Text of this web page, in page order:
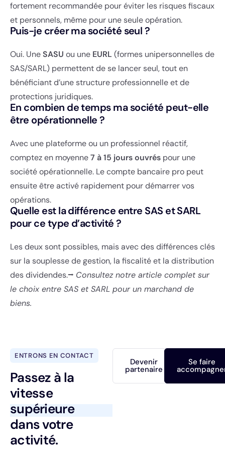
fortement recommandée pour éviter les risques fiscaux
et personnels, même pour une seule opération.
Puis-je créer ma société seul ?
Oui. UneSASU ou une EURL (formes unipersonnelles de
SAS/SARL) permettent de se lancer seul, tout en
bénéficiant d’une structure professionnelle et de
protections juridiques.
En combien de temps ma société peut-elle
être opérationnelle ?
Avec une plateforme ou un professionnel réactif,
comptez en moyenne7 à 15 jours ouvrés pour une
société opérationnelle. Le compte bancaire pro peut
ensuite être activé rapidement pour démarrer vos
opérations.
Quelle est la différence entre SAS et SARL
pour ce type d’activité ?
Les deux sont possibles, mais avec des différences clés
sur la souplesse de gestion, la fiscalité et la distribution
des dividendes.⭢ Consultez notre article complet sur
le choix entre SAS et SARL pour un marchand de
biens.
ENTRONS EN CONTACT
Passez à la
vitesse
supérieure
dans votre
activité.
Devenir
partenaire
Se faire